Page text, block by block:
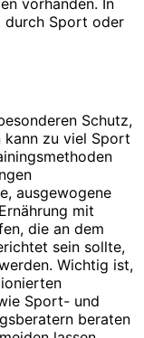
durch Sport oder
Schutz,
kann zu viel Sport
ausgewogene
mit
die an dem
sein sollte,
Wichtig ist,
Sport- und
beraten